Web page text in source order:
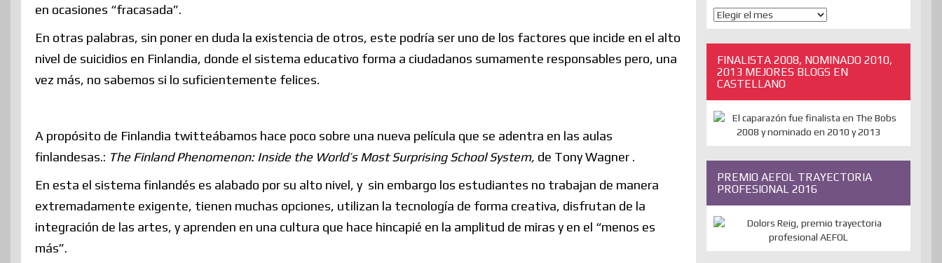
en ocasiones “fracasada”.
En otras palabras, sin poner en duda la existencia de otros, este podría ser uno de los factores que incide en el alto
nivel de suicidios en Finlandia, donde el sistema educativo forma a ciudadanos sumamente responsables pero, una
vez más, no sabemos si lo suficientemente felices.
A propósito de Finlandia twitteábamos hace poco sobre una nueva película que se adentra en las aulas
finlandesas.: The Finland Phenomenon: Inside the World’s Most Surprising School System, de Tony Wagner .
En esta el sistema finlandés es alabado por su alto nivel, y sin embargo los estudiantes no trabajan de manera
extremadamente exigente, tienen muchas opciones, utilizan la tecnología de forma creativa, disfrutan de la
integración de las artes, y aprenden en una cultura que hace hincapié en la amplitud de miras y en el “menos es
más”.
ENTRADAS
ANTERIORES
FINALISTA 2008, NOMINADO 2010,
2013 MEJORES BLOGS EN
CASTELLANO
PREMIO AEFOL TRAYECTORIA
PROFESIONAL 2016